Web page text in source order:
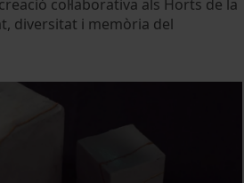
col·laborativa als Horts de la
diversitat i memòria del